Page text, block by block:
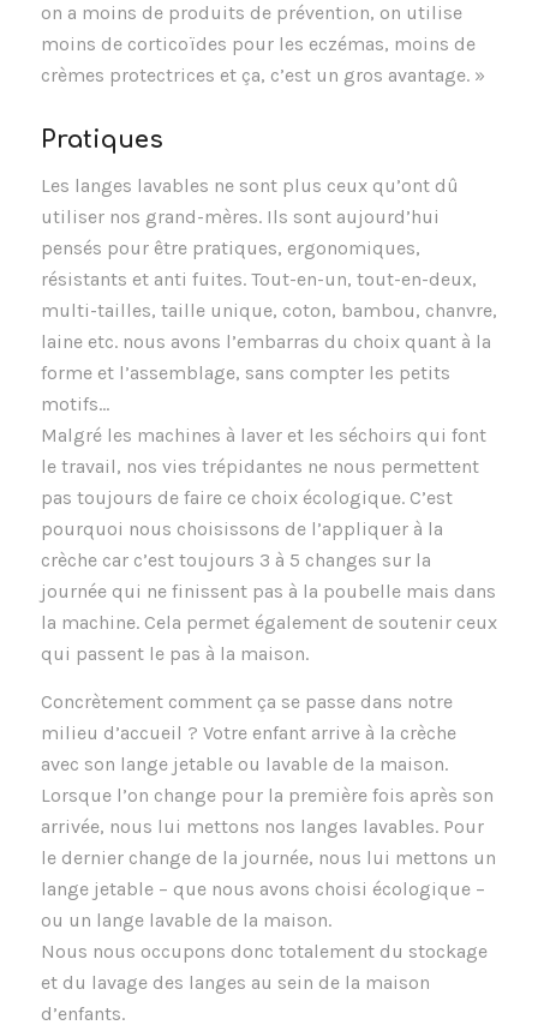
on a moins de produits de prévention, on utilise
moins de corticoïdes pour les eczémas, moins de
crèmes protectrices et ça, c’est un gros avantage. »
Pratiques
Les langes lavables ne sont plus ceux qu’ont dû
utiliser nos grand-mères. Ils sont aujourd’hui
pensés pour être pratiques, ergonomiques,
résistants et anti fuites. Tout-en-un, tout-en-deux,
multi-tailles, taille unique, coton, bambou, chanvre,
laine etc. nous avons l’embarras du choix quant à la
forme et l’assemblage, sans compter les petits
motifs…
Malgré les machines à laver et les séchoirs qui font
le travail, nos vies trépidantes ne nous permettent
pas toujours de faire ce choix écologique. C’est
pourquoi nous choisissons de l’appliquer à la
crèche car c’est toujours 3 à 5 changes sur la
journée qui ne finissent pas à la poubelle mais dans
la machine. Cela permet également de soutenir ceux
qui passent le pas à la maison.
Concrètement comment ça se passe dans notre
milieu d’accueil ? Votre enfant arrive à la crèche
avec son lange jetable ou lavable de la maison.
Lorsque l’on change pour la première fois après son
arrivée, nous lui mettons nos langes lavables. Pour
le dernier change de la journée, nous lui mettons un
lange jetable – que nous avons choisi écologique –
ou un lange lavable de la maison.
Nous nous occupons donc totalement du stockage
et du lavage des langes au sein de la maison
d’enfants.